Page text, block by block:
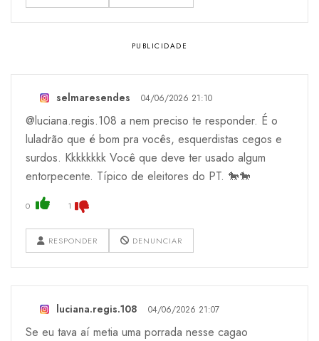
selmaresendes 04/06/2026 21:10
@luciana.regis.108 a nem preciso te responder. É o
luladrão que é bom pra vocês, esquerdistas cegos e
surdos. Kkkkkkkk Você que deve ter usado algum
entorpecente. Típico de eleitores do PT. 🐎🐎
0 1
RESPONDER DENUNCIAR
luciana.regis.108 04/06/2026 21:07
Se eu tava aí metia uma porrada nesse cagao